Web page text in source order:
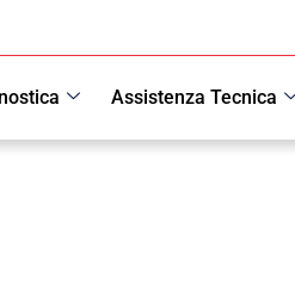
Assistenza Tecnica